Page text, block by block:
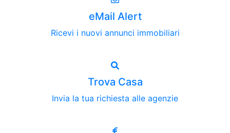
eMail Alert
Ricevi i nuovi annunci immobiliari
Trova Casa
Invia la tua richiesta alle agenzie